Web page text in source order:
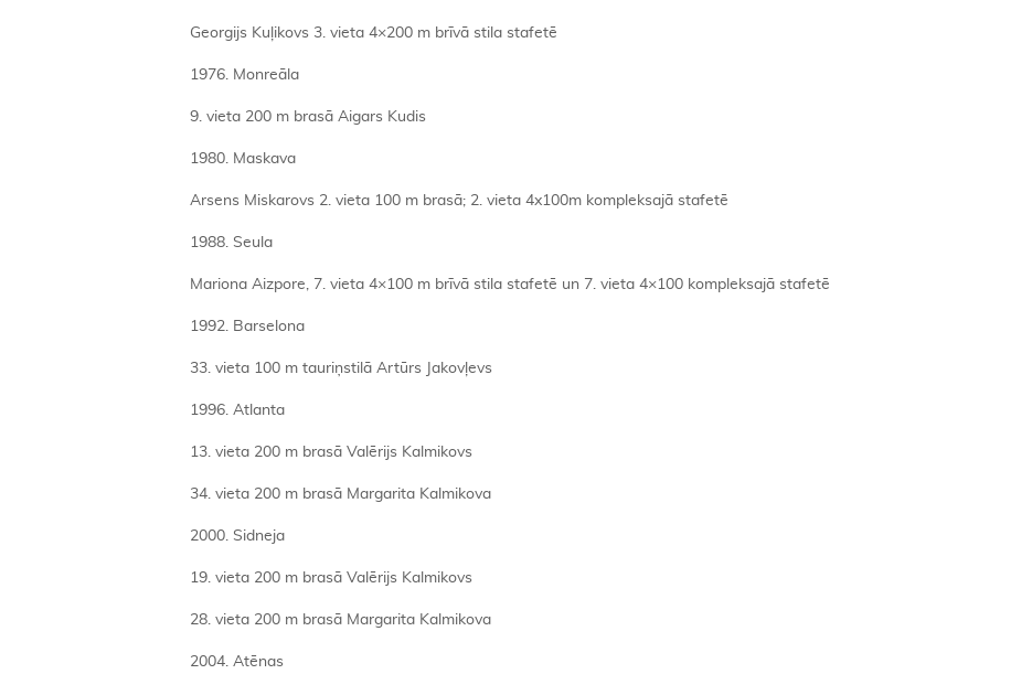
Georgijs Kuļikovs 3. vieta 4×200 m brīvā stila stafetē
1976. Monreāla
9. vieta 200 m brasā Aigars Kudis
1980. Maskava
Arsens Miskarovs 2. vieta 100 m brasā; 2. vieta 4x100m kompleksajā stafetē
1988. Seula
Mariona Aizpore, 7. vieta 4×100 m brīvā stila stafetē un 7. vieta 4×100 kompleksajā stafetē
1992. Barselona
33. vieta 100 m tauriņstilā Artūrs Jakovļevs
1996. Atlanta
13. vieta 200 m brasā Valērijs Kalmikovs
34. vieta 200 m brasā Margarita Kalmikova
2000. Sidneja
19. vieta 200 m brasā Valērijs Kalmikovs
28. vieta 200 m brasā Margarita Kalmikova
2004. Atēnas